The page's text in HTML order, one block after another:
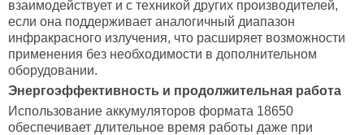
взаимодействует и с техникой других производителей,
если она поддерживает аналогичный диапазон
инфракрасного излучения, что расширяет возможности
применения без необходимости в дополнительном
оборудовании.
Энергоэффективность и продолжительная работа
Использование аккумуляторов формата 18650
обеспечивает длительное время работы даже при